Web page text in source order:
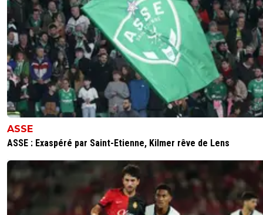
ASSE
ASSE : Exaspéré par Saint-Etienne, Kilmer rêve de Lens